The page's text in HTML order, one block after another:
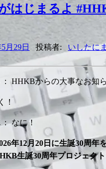
はじまるよ
月29日 投稿者: いしたに
HHKBからの大事なお知
！
なに！
年12月20日に生誕30周年
生誕30周年プロジェク